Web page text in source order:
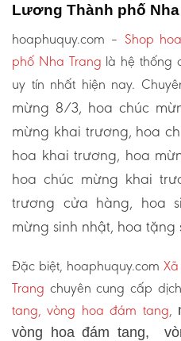
Lương Thành phố Nha
hoaphuquy.com – Shop
phố Nha Trang là hệ thống
uy tín nhất hiện nay.
mừng 8/3, hoa chúc
mừng khai trương, hoa
hoa khai trương, hoa
hoa chúc mừng khai
trương cửa hàng, hoa
mừng sinh nhật, hoa tặng
Đặc biệt, hoaphuquy.com
Trang chuyên cung cấp
tang, vòng hoa đám tang,
vòng hoa đám tang,